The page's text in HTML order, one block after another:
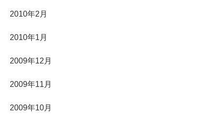
2010年2月
2010年1月
2009年12月
2009年11月
2009年10月